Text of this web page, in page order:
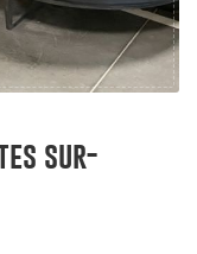
sur-